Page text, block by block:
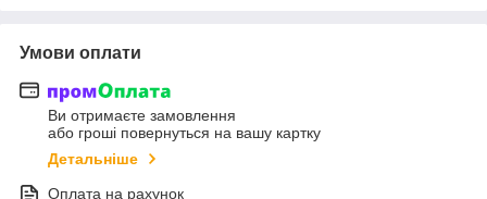
Умови оплати
Ви отримаєте замовлення
або гроші повернуться на вашу картку
Детальніше
Оплата на рахунок